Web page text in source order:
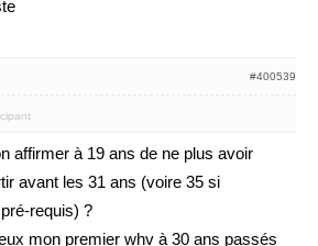
#400539
affirmer à 19 ans de ne plus avoir
avant les 31 ans (voire 35 si
requis) ?
mon premier whv à 30 ans passés